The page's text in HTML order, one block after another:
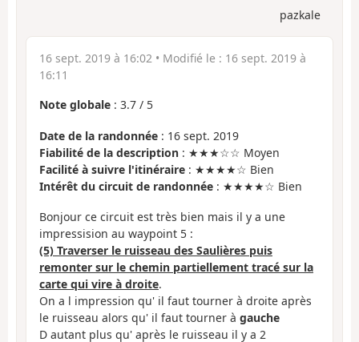
pazkale
16 sept. 2019 à 16:02 • Modifié le : 16 sept. 2019 à
16:11
Note globale : 3.7 / 5
Date de la randonnée : 16 sept. 2019
Fiabilité de la description : ★★★☆☆ Moyen
Facilité à suivre l'itinéraire : ★★★★☆ Bien
Intérêt du circuit de randonnée : ★★★★☆ Bien
Bonjour ce circuit est très bien mais il y a une
impressision au waypoint 5 :
(5) Traverser le ruisseau des Saulières puis
remonter sur le chemin partiellement tracé sur la
carte qui vire à droite.
On a l impression qu' il faut tourner à droite après
le ruisseau alors qu' il faut tourner à gauche
D autant plus qu' après le ruisseau il y a 2